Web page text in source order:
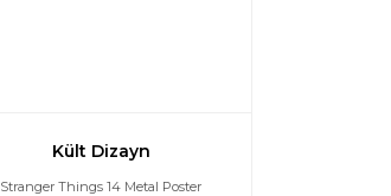
Kült Dizayn
Stranger Things 14 Metal Poster